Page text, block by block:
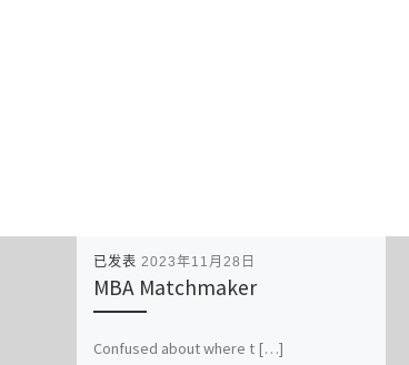
已发表 2023年11月28日
MBA Matchmaker
Confused about where t […]